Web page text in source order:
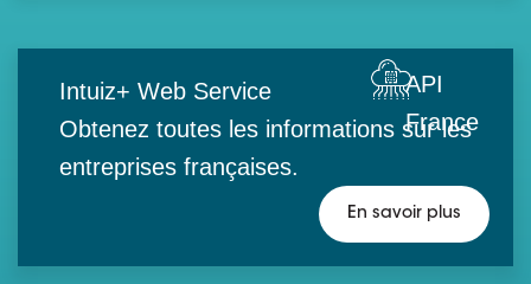
API
France
Intuiz+ Web Service
Obtenez toutes les informations sur les
entreprises françaises.
En savoir plus